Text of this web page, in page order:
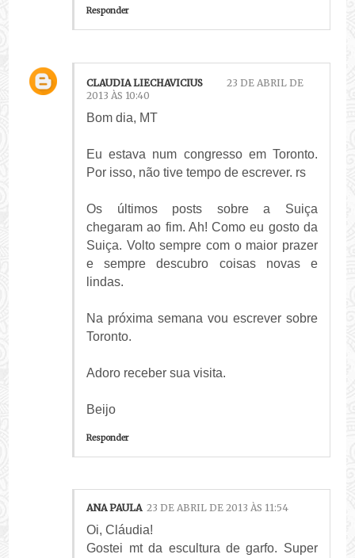
Responder
CLAUDIA LIECHAVICIUS
23 DE ABRIL DE
2013 ÀS 10:40
Bom dia, MT
Eu estava num congresso em Toronto.
Por isso, não tive tempo de escrever. rs
Os últimos posts sobre a Suiça
chegaram ao fim. Ah! Como eu gosto da
Suiça. Volto sempre com o maior prazer
e sempre descubro coisas novas e
lindas.
Na próxima semana vou escrever sobre
Toronto.
Adoro receber sua visita.
Beijo
Responder
ANA PAULA 23 DE ABRIL DE 2013 ÀS 11:54
Oi, Cláudia!
Gostei mt da escultura de garfo. Super